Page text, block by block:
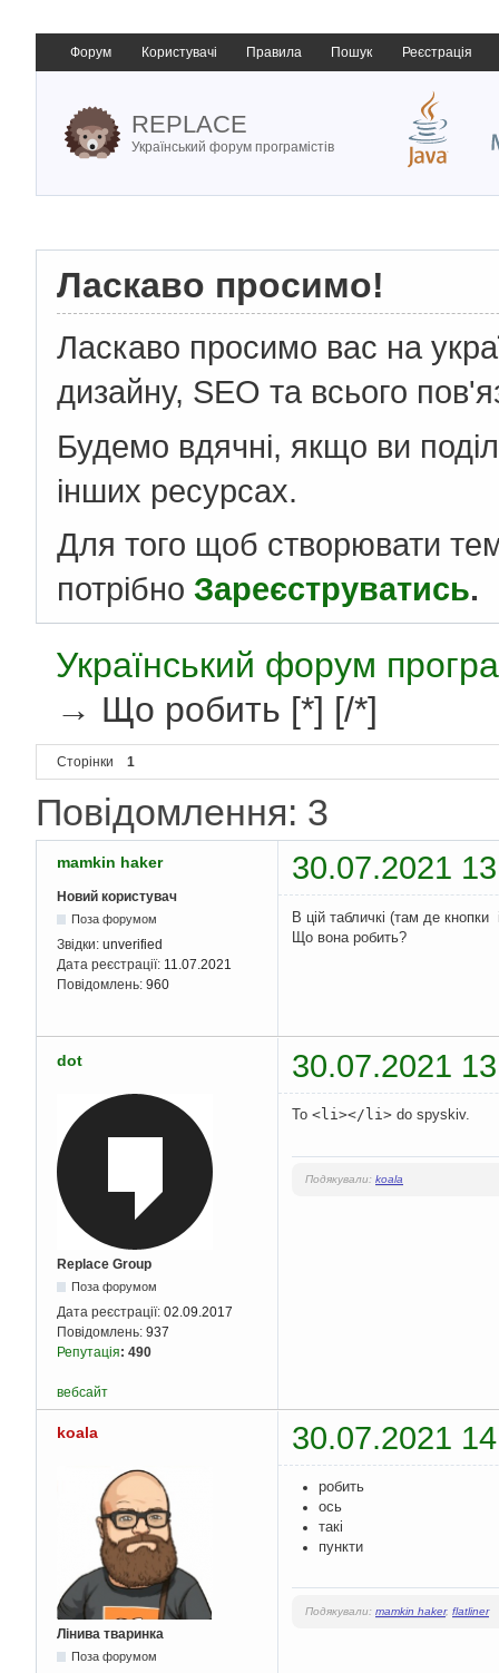
Форум Користувачі Правила Пошук Реєстрація
REPLACE
Український форум програмістів
Ласкаво просимо!
Ласкаво просимо вас на
дизайну, SEO та всього
Будемо вдячні, якщо ви
інших ресурсах.
Для того щоб створювати
потрібно Зареєструватись.
Український форум
→ Що робить [*] [/*]
Сторінки 1
Повідомлення: 3
mamkin haker 30.07.2021
Новий користувач
Поза форумом
Звідки: unverified
Дата реєстрації: 11.07.2021
Повідомлень: 960
В цій табличкі (там де
Що вона робить?
dot 30.07.2021
Replace Group
Поза форумом
Дата реєстрації: 02.09.2017
Повідомлень: 937
Репутація: 490
To <li></li> do spyskiv.
Подякували: koala
вебсайт
koala 30.07.2021
Лінива тваринка
Поза форумом
робить
ось
такі
пункти
Подякували: mamkin haker, flatliner